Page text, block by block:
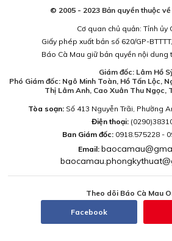
© 2005 - 2023 Bản quyền thuộc
Cơ quan chủ quản: Tỉnh ủy
Giấy phép xuất bản số 620/GP-
Báo Cà Mau giữ bản quyền nội dung
Giám đốc: Lâm Hồ
Phó Giám đốc: Ngô Minh Toàn, Hồ Tấn Lộc,
Thị Lâm Anh, Cao Xuân Thu Ngọc,
Tòa soạn:Số 413 Nguyễn Trãi, Phường
Điện thoại:
Ban Giám đốc: 0918.575228 -
Email:
Theo dõi Báo Cà Mau
Facebook